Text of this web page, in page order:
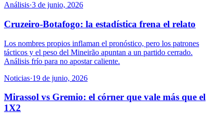
Análisis·3 de junio, 2026
Cruzeiro-Botafogo: la estadística frena el relato
Los nombres propios inflaman el pronóstico, pero los patrones
tácticos y el peso del Mineirão apuntan a un partido cerrado.
Análisis frío para no apostar caliente.
Noticias·19 de junio, 2026
Mirassol vs Gremio: el córner que vale más que el
1X2